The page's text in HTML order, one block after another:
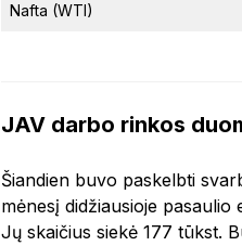
Nafta (WTI)
JAV darbo rinkos
Šiandien buvo paskelbti
mėnesį didžiausioje
Jų skaičius siekė 177 tūkst.